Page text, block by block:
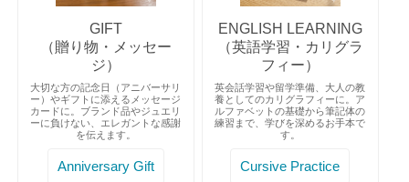
GIFT
（贈り物・メッセー
ジ）
大切な方の記念日（アニバーサリ
ー）やギフトに添えるメッセージ
カードに。ブランド品やジュエリ
ーに負けない、エレガントな感謝
を伝えます。
Anniversary Gift
ENGLISH LEARNING
（英語学習・カリグラ
フィー）
英会話学習や留学準備、大人の教
養としてのカリグラフィーに。ア
ルファベットの基礎から筆記体の
練習まで、学びを深めるお手本で
す。
Cursive Practice